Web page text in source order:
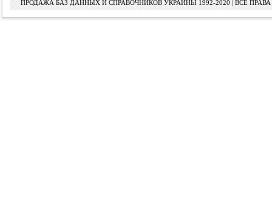
ПРОДАЖА БАЗ ДАННЫХ И СПРАВОЧНИКОВ УКРАИНЫ 1992-2020 | ВСЕ